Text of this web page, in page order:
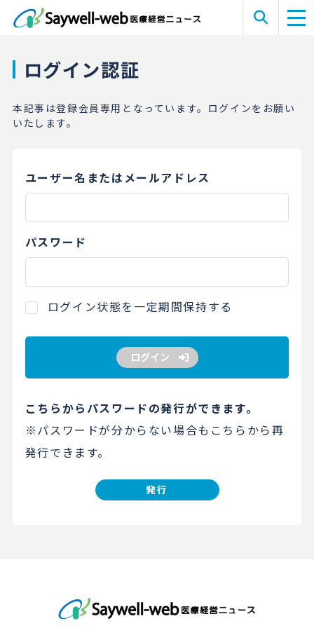
ログイン認証
本記事は登録会員専用となっています。ログインをお願い
いたします。
ユーザー名またはメールアドレス
パスワード
ログイン状態を一定期間保持する
ログイン
こちらからパスワードの発行ができます。
※パスワードが分からない場合もこちらから再
発行できます。
発行